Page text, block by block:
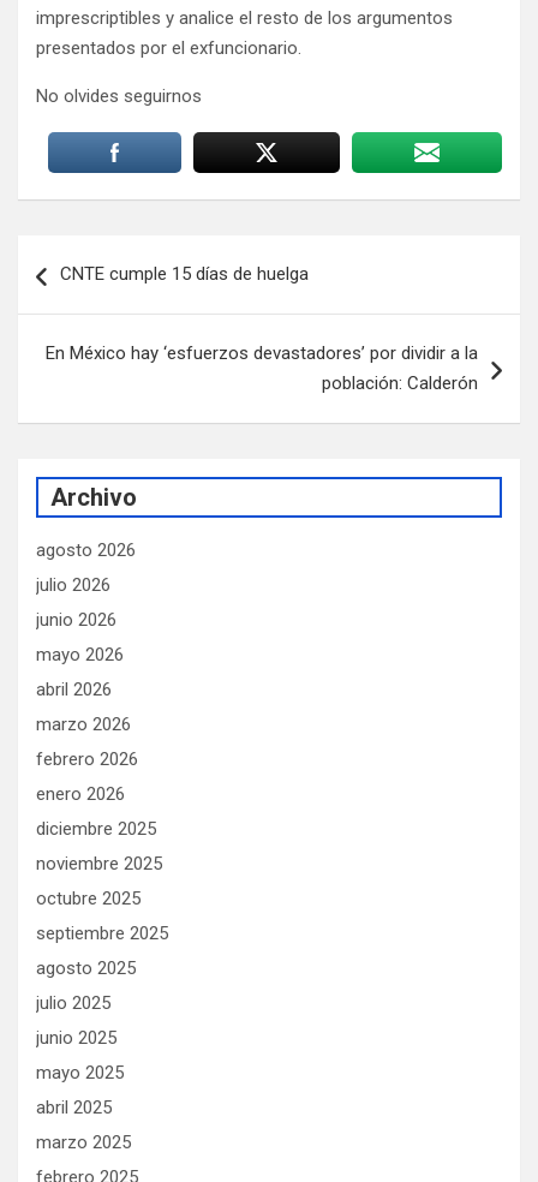
imprescriptibles y analice el resto de los argumentos
presentados por el exfuncionario.
No olvides seguirnos
de
CNTE cumple 15 días de huelga
En México hay ‘esfuerzos devastadores’ por dividir a la
población: Calderón
Archivo
agosto 2026
julio 2026
junio 2026
mayo 2026
abril 2026
marzo 2026
febrero 2026
enero 2026
diciembre 2025
noviembre 2025
octubre 2025
septiembre 2025
agosto 2025
julio 2025
junio 2025
mayo 2025
abril 2025
marzo 2025
febrero 2025